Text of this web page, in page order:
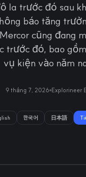
la trước đó sau
báo tăng
cũng đang
trước đó, bao
vụ kiện vào năm
9 tháng 7, 2026 Explorineer
한국어 日本語